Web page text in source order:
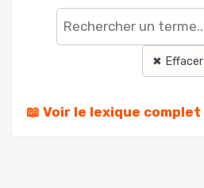
terme
✖ Effacer
📖 Voir le lexique complet